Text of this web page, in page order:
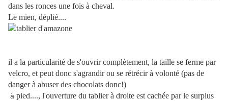
dans les ronces une fois à cheval.
Le mien, déplié....
il a la particularité de s'ouvrir complètement, la taille se ferme par
velcro, et peut donc s'agrandir ou se rétrécir à volonté (pas de
danger à abuser des chocolats donc!)
à pied...., l'ouverture du tablier à droite est cachée par le surplus